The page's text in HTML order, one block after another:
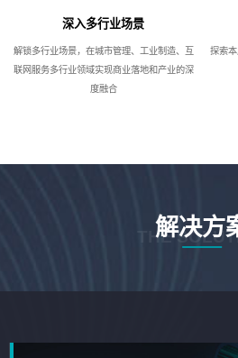
深入多行业场景
解锁多行业场景，在城市管理、工业制造、互
联网服务多行业领域实现商业落地和产业的深
度融合
探索
解决方
THE